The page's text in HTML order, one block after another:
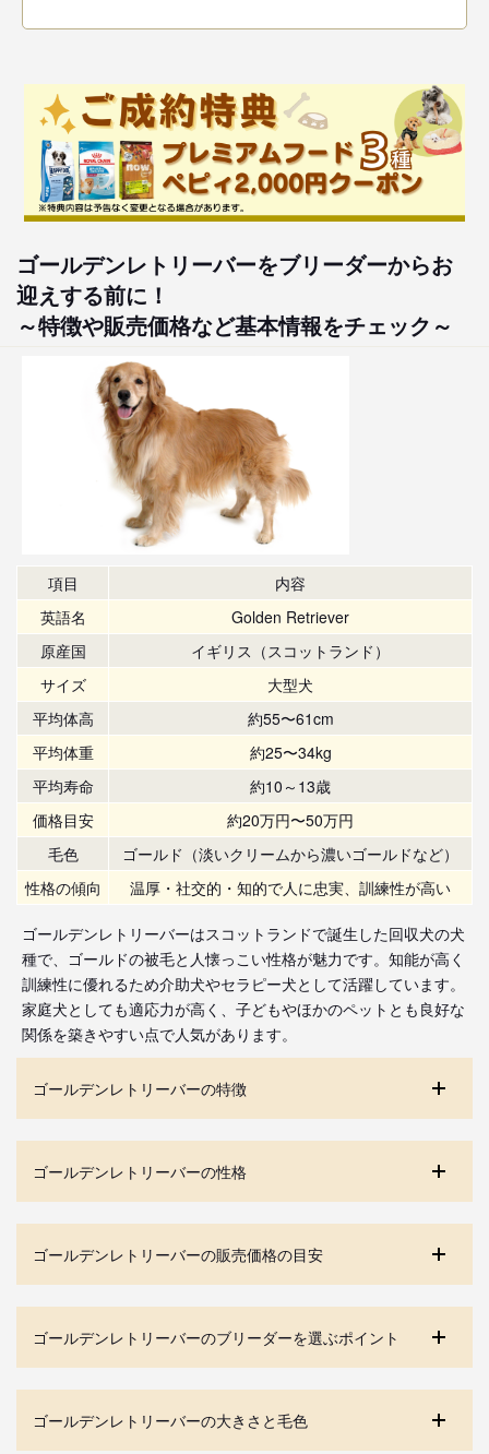
ゴールデンレトリーバーをブリーダーからお
迎えする前に！
～特徴や販売価格など基本情報をチェック～
項目
内容
英語名
Golden Retriever
原産国
イギリス（スコットランド）
サイズ
大型犬
平均体高
約55〜61cm
平均体重
約25〜34kg
平均寿命
約10～13歳
価格目安
約20万円〜50万円
毛色
ゴールド（淡いクリームから濃いゴールドなど）
性格の傾向
温厚・社交的・知的で人に忠実、訓練性が高い
ゴールデンレトリーバーはスコットランドで誕生した回収犬の犬
種で、ゴールドの被毛と人懐っこい性格が魅力です。知能が高く
訓練性に優れるため介助犬やセラピー犬として活躍しています。
家庭犬としても適応力が高く、子どもやほかのペットとも良好な
関係を築きやすい点で人気があります。
ゴールデンレトリーバーの特徴
ゴールデンレトリーバーの性格
ゴールデンレトリーバーの販売価格の目安
ゴールデンレトリーバーのブリーダーを選ぶポイント
ゴールデンレトリーバーの大きさと毛色